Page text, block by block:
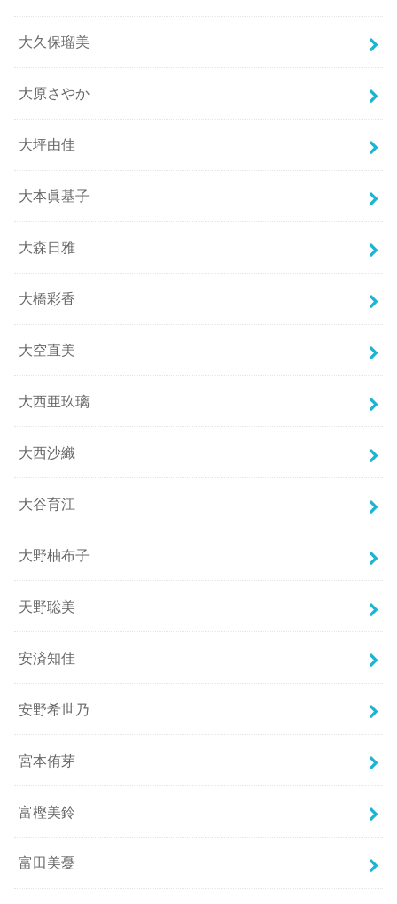
大久保瑠美
大原さやか
大坪由佳
大本眞基子
大森日雅
大橋彩香
大空直美
大西亜玖璃
大西沙織
大谷育江
大野柚布子
天野聡美
安済知佳
安野希世乃
宮本侑芽
富樫美鈴
富田美憂